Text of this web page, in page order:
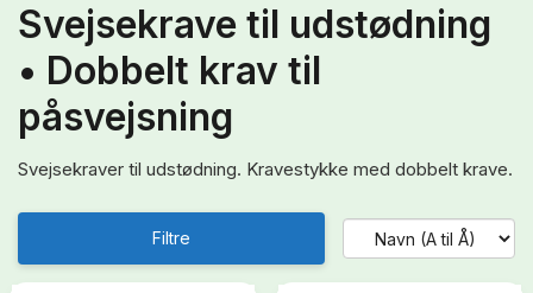
Svejsekrave til udstødning
• Dobbelt krav til
påsvejsning
Svejsekraver til udstødning. Kravestykke med dobbelt krave.
Filtre